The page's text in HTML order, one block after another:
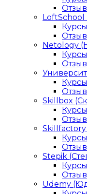
LoftSchool
Netology
Skillbox
Stepik
Udemy